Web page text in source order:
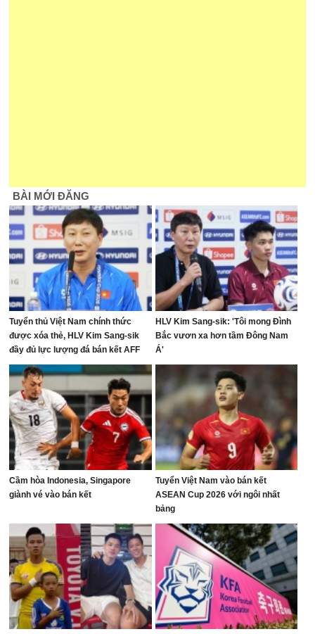
BÀI MỚI ĐĂNG
Tuyển thủ Việt Nam chính thức
được xóa thẻ, HLV Kim Sang-sik
đầy đủ lực lượng đá bán kết AFF
Cup
HLV Kim Sang-sik: 'Tôi mong Đình
Bắc vươn xa hơn tầm Đông Nam
Á'
Cầm hòa Indonesia, Singapore
giành vé vào bán kết
Tuyển Việt Nam vào bán kết
ASEAN Cup 2026 với ngôi nhất
bảng